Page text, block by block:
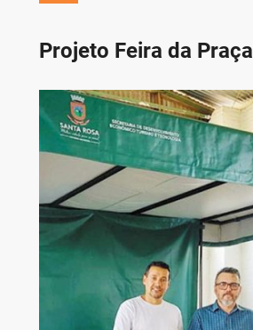
Projeto Feira da Praça